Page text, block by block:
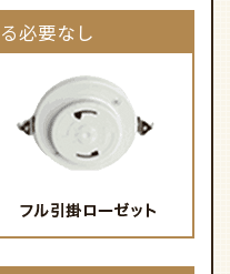
必要なし